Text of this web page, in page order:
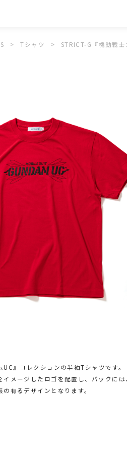
Tシャツ STRICT-G『機動戦
UC』コレクションの半袖Tシャツです。
イメージしたロゴを配置し、バックに
有るデザインとなります。